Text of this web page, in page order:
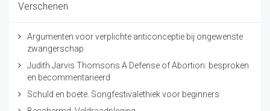
Verschenen
Argumenten voor verplichte anticonceptie bij ongewenste
zwangerschap
Judith Jarvis Thomsons A Defense of Abortion: besproken
en becommentarieerd
Schuld en boete. Songfestivalethiek voor beginners